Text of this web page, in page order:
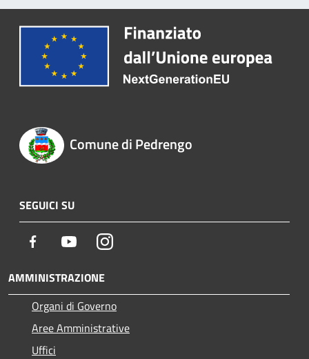
Comune di Pedrengo
SEGUICI SU
Facebook YoutubeInstagram
AMMINISTRAZIONE
Organi di Governo
Aree Amministrative
Uffici